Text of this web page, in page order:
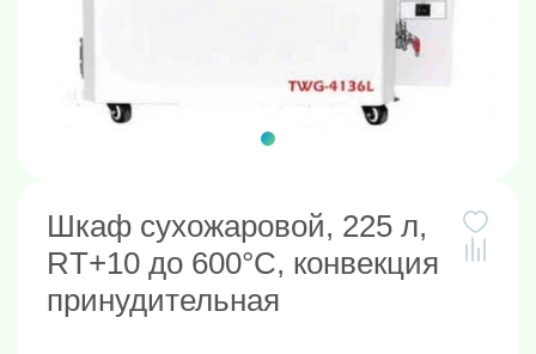
Шкаф сухожаровой, 225 л,
RT+10 до 600°C, конвекция
принудительная